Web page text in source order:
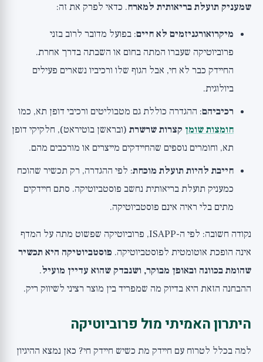
שמעניק תועלת בריאותית למארח. כדאי לפרק את זה:
מיקרואורגניזמים לא חיים: בפועל מדובר לרוב בזני
פרוביוטיקה שעברו המתה בחום או השבתה בדרך אחרת.
החיידק כבר לא חי, אבל הגוף שלו ורכיביו נשארים פעילים
ביולוגית.
רכיביהם: ההגדרה כוללת גם מטבוליטים ורכיבי דופן תא, כמו
חומצות שומן קצרות שרשרת (ובראשן בוטיראט), חלקיקי דופן
תא, וחומרים נוספים שהחיידקים מייצרים או מורכבים מהם.
חייבת להיות תועלת מוכחת: לפי ההגדרה, רק תכשיר שהוכח
כמעניק תועלת בריאותית נחשב פוסטביוטיקה. סתם חיידקים
מתים בלי ראיה אינם פוסטביוטיקה.
נקודה חשובה: לפי ה-ISAPP, פרוביוטיקה שפשוט מתה על המדף
אינה הופכת אוטומטית לפוסטביוטיקה. פוסטביוטיקה היא תכשיר
שהומת בכוונה ובאופן מבוקר, ושנבדק שהוא עדיין מועיל.
ההבחנה הזאת היא בדיוק מה שמפריד בין מוצר רציני לשיווק ריק.
היתרון האמיתי מול פרוביוטיקה
למה בכלל לטרוח עם חיידק מת כשיש חיידק חי? כאן נמצא ההיגיון